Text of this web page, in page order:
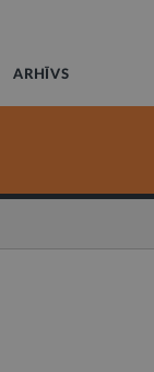
ARHĪVS